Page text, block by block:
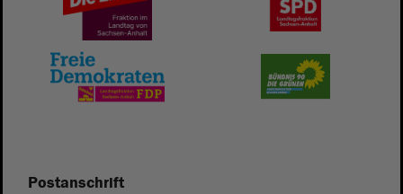
Postanschrift